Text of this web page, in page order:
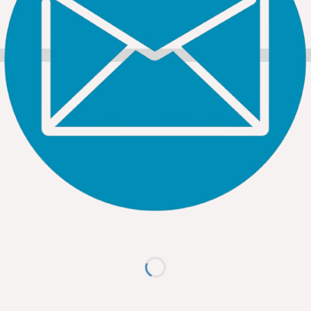
Mail: hoangbaolongco@gmail.com
Xem thêm các sản phẩm đèn năng lượng mặt trời MPE